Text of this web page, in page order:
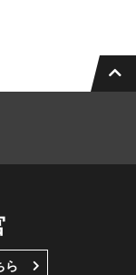
ら